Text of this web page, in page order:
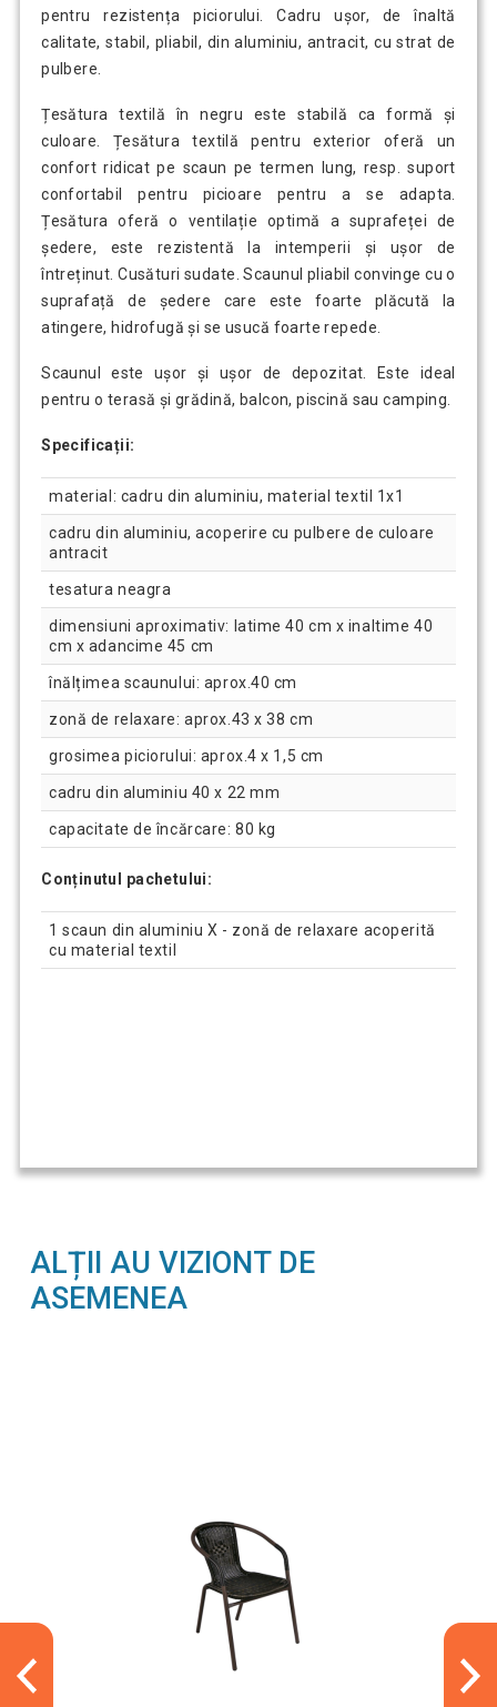
pentru rezistența piciorului. Cadru ușor, de înaltă
calitate, stabil, pliabil, din aluminiu, antracit, cu strat de
pulbere.
Țesătura textilă în negru este stabilă ca formă și
culoare. Țesătura textilă pentru exterior oferă un
confort ridicat pe scaun pe termen lung, resp. suport
confortabil pentru picioare pentru a se adapta.
Țesătura oferă o ventilație optimă a suprafeței de
ședere, este rezistentă la intemperii și ușor de
întreținut. Cusături sudate. Scaunul pliabil convinge cu o
suprafață de ședere care este foarte plăcută la
atingere, hidrofugă și se usucă foarte repede.
Scaunul este ușor și ușor de depozitat. Este ideal
pentru o terasă și grădină, balcon, piscină sau camping.
Specificații:
material: cadru din aluminiu, material textil 1x1
cadru din aluminiu, acoperire cu pulbere de culoare
antracit
tesatura neagra
dimensiuni aproximativ: latime 40 cm x inaltime 40
cm x adancime 45 cm
înălțimea scaunului: aprox.40 cm
zonă de relaxare: aprox.43 x 38 cm
grosimea piciorului: aprox.4 x 1,5 cm
cadru din aluminiu 40 x 22 mm
capacitate de încărcare: 80 kg
Conținutul pachetului:
1 scaun din aluminiu X - zonă de relaxare acoperită
cu material textil
ALȚII AU VIZIONT DE
ASEMENEA